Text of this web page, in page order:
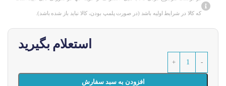
که کالا در شرایط اولیه باشد (در صورت پلمپ بودن، کالا نباید باز شده باشد).
استعلام بگیرید
افزودن به سبد سفارش